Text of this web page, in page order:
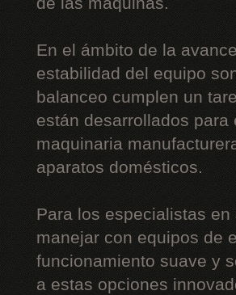
En el ámbito de la
estabilidad del equipo
balanceo cumplen un
están desarrollados
maquinaria
aparatos domésticos.
Para los especialistas
manejar con equipos de
funcionamiento suave y
a estas opciones